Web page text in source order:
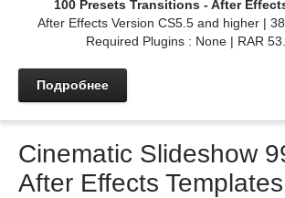
100 Presets Transitions - After
After Effects Version CS5.5 and higher |
Required Plugins : None | RAR
Подробнее
Cinematic Slideshow
After Effects Templates